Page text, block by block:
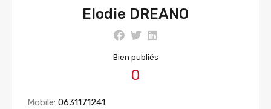
Elodie DREANO
Bien publiés
0
Mobile: 0631171241